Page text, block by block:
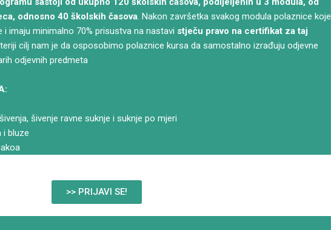
odnosno 40 školskih časova. Nakon završetka svakog modula polaznice koje
imaju minimalno 70% prisustva na nastavi stječu pravo na certifikat za taj
cilj nam je da osposobimo polaznice kursa da samostalno izrađuju odjevne
odjevnih predmeta
šivenje ravne suknje i suknje po mjeri
i bluze
>> PRIJAVI SE!